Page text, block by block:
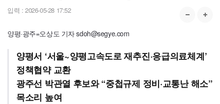
입력 : 2026-05-28 17:52
양평·광주=오상도 기자 sdoh@segye.com
양평서 ‘서울~양평고속도로 재추진·응급의료체계’
정책협약 교환
광주선 박관열 후보와 “중첩규제 정비·교통난 해소”
목소리 높여